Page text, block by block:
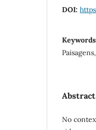
DOI:
Abstract
No